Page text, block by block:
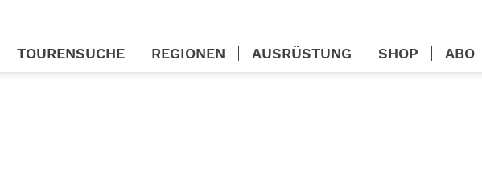
TOURENSUCHE REGIONEN AUSRÜSTUNG SHOP ABO